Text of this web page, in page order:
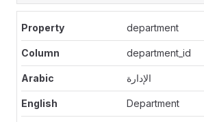
department
department_id
الإدارة
Department